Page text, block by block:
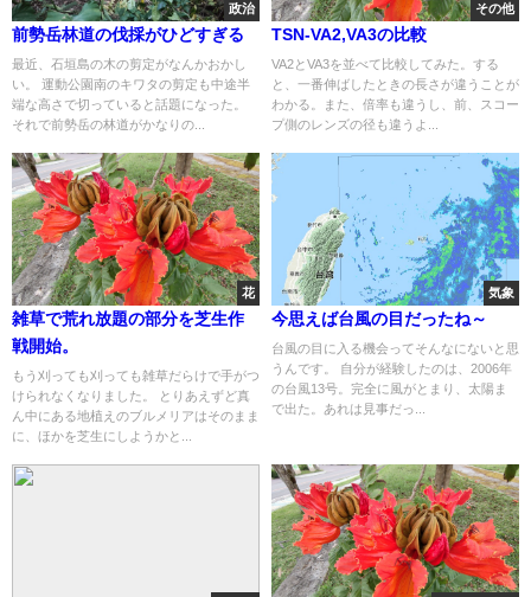
政治
前勢岳林道の伐採がひどすぎる
最近、石垣島の木の剪定がなんかおかし
い。 運動公園南のキワタの剪定も中途半
端な高さで切っていると話題になった。
それで前勢岳の林道がかなりの...
その他
TSN-VA2,VA3の比較
VA2とVA3を並べて比較してみた。する
と、一番伸ばしたときの長さが違うことが
わかる。また、倍率も違うし、前、スコー
プ側のレンズの径も違うよ...
花
雑草で荒れ放題の部分を芝生作
戦開始。
もう刈っても刈っても雑草だらけで手がつ
けられなくなりました。 とりあえずど真
ん中にある地植えのブルメリアはそのまま
に、ほかを芝生にしようかと...
気象
今思えば台風の目だったね～
台風の目に入る機会ってそんなにないと思
うんです。 自分が経験したのは、2006年
の台風13号。完全に風がとまり、太陽ま
で出た。あれは見事だっ...